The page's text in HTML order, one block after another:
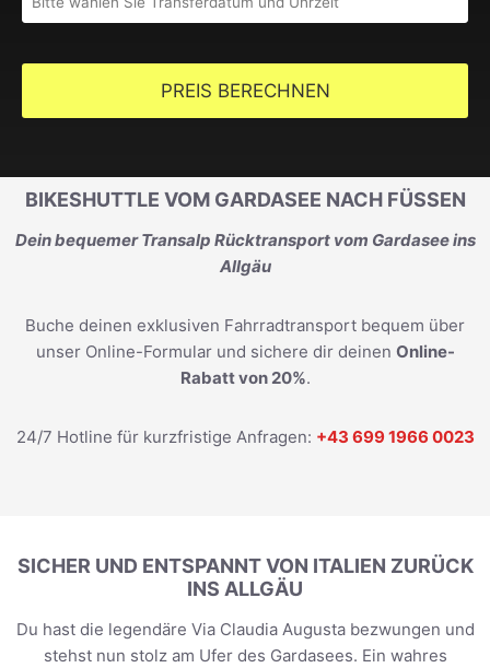
PREIS BERECHNEN
BIKESHUTTLE VOM GARDASEE NACH FÜSSEN
Dein bequemer Transalp Rücktransport vom Gardasee ins
Allgäu
Buche deinen exklusiven Fahrradtransport bequem über
unser Online-Formular und sichere dir deinen Online-
Rabatt von 20%.
24/7 Hotline für kurzfristige Anfragen: +43 699 1966 0023
SICHER UND ENTSPANNT VON ITALIEN ZURÜCK
INS ALLGÄU
Du hast die legendäre Via Claudia Augusta bezwungen und
stehst nun stolz am Ufer des Gardasees. Ein wahres